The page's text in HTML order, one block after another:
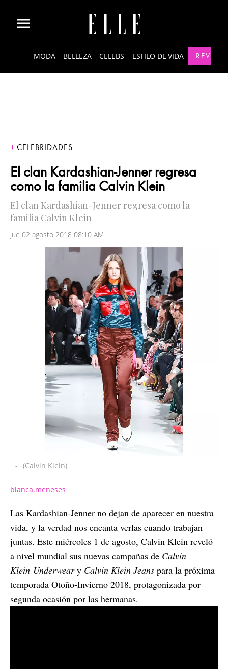
MODA BELLEZA CELEBS ESTILO DE VIDA
CELEBRIDADES
El clan Kardashian-Jenner regresa
como la familia Calvin Klein
El clan Kardashian-Jenner regresa como la
familia Calvin Klein
jue 02 agosto 2018 08:10 AM
- (Calvin Klein)
blanca.meneses
Las Kardashian-Jenner no dejan de aparecer en nuestra
vida, y la verdad nos encanta verlas cuando trabajan
juntas. Este miércoles 1 de agosto, Calvin Klein reveló
a nivel mundial sus nuevas campañas de Calvin
Klein Underweary Calvin Klein Jeans para la próxima
temporada Otoño-Invierno 2018, protagonizada por
segunda ocasión por las hermanas.